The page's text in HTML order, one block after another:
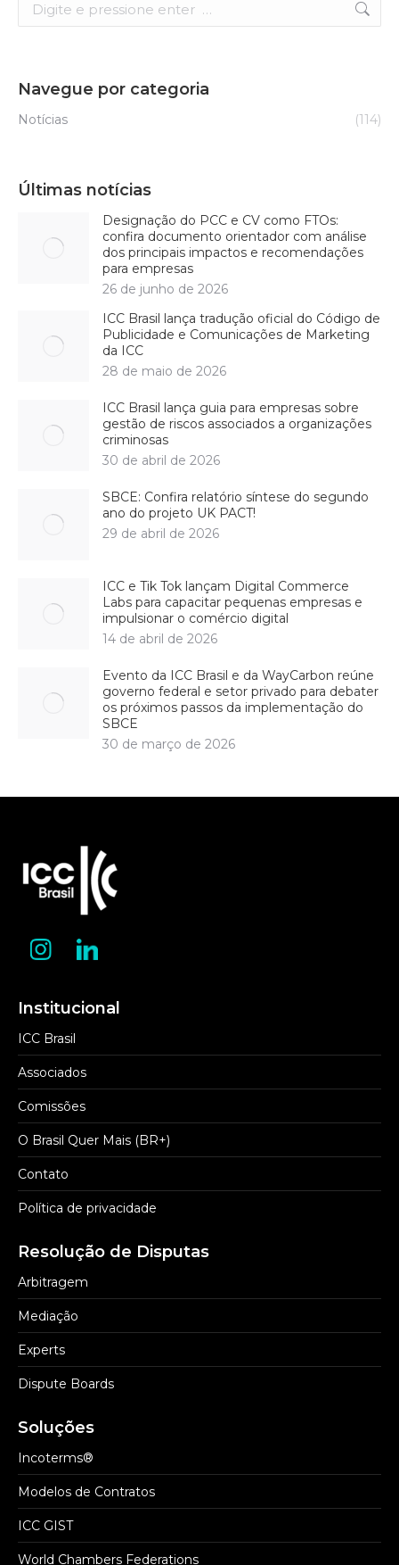
Navegue por categoria
Notícias (114)
Últimas notícias
Designação do PCC e CV como FTOs:
confira documento orientador com análise
dos principais impactos e recomendações
para empresas
26 de junho de 2026
ICC Brasil lança tradução oficial do Código de
Publicidade e Comunicações de Marketing
da ICC
28 de maio de 2026
ICC Brasil lança guia para empresas sobre
gestão de riscos associados a organizações
criminosas
30 de abril de 2026
SBCE: Confira relatório síntese do segundo
ano do projeto UK PACT!
29 de abril de 2026
ICC e Tik Tok lançam Digital Commerce
Labs para capacitar pequenas empresas e
impulsionar o comércio digital
14 de abril de 2026
Evento da ICC Brasil e da WayCarbon reúne
governo federal e setor privado para debater
os próximos passos da implementação do
SBCE
30 de março de 2026
Institucional
ICC Brasil
Associados
Comissões
O Brasil Quer Mais (BR+)
Contato
Política de privacidade
Resolução de Disputas
Arbitragem
Mediação
Experts
Dispute Boards
Soluções
Incoterms®
Modelos de Contratos
ICC GIST
World Chambers Federations